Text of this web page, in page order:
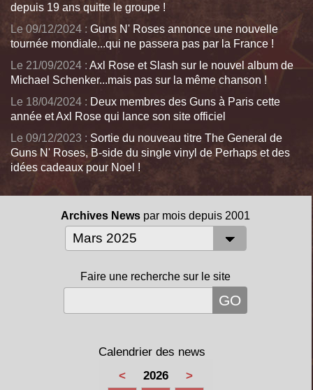
depuis 19 ans quitte le groupe !
Le 09/12/2024 : Guns N' Roses annonce une nouvelle
tournée mondiale...qui ne passera pas par la France !
Le 21/09/2024 : Axl Rose et Slash sur le nouvel album de
Michael Schenker...mais pas sur la même chanson !
Le 18/04/2024 : Deux membres des Guns à Paris cette
année et Axl Rose qui lance son site officiel
Le 09/12/2023 : Sortie du nouveau titre The General de
Guns N' Roses, B-side du single vinyl de Perhaps et des
idées cadeaux pour Noel !
Archives News par mois depuis 2001
Faire une recherche sur le site
Calendrier des news
<
2026 >